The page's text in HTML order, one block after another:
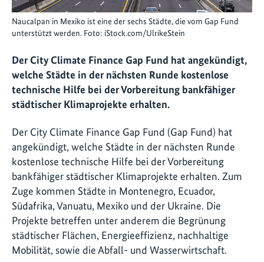
Naucalpan in Mexiko ist eine der sechs Städte, die vom Gap Fund
unterstützt werden. Foto: iStock.com/UlrikeStein
Der City Climate Finance Gap Fund hat angekündigt,
welche Städte in der nächsten Runde kostenlose
technische Hilfe bei der Vorbereitung bankfähiger
städtischer Klimaprojekte erhalten.
Der City Climate Finance Gap Fund (Gap Fund) hat
angekündigt, welche Städte in der nächsten Runde
kostenlose technische Hilfe bei der Vorbereitung
bankfähiger städtischer Klimaprojekte erhalten. Zum
Zuge kommen Städte in Montenegro, Ecuador,
Südafrika, Vanuatu, Mexiko und der Ukraine. Die
Projekte betreffen unter anderem die Begrünung
städtischer Flächen, Energieeffizienz, nachhaltige
Mobilität, sowie die Abfall- und Wasserwirtschaft.